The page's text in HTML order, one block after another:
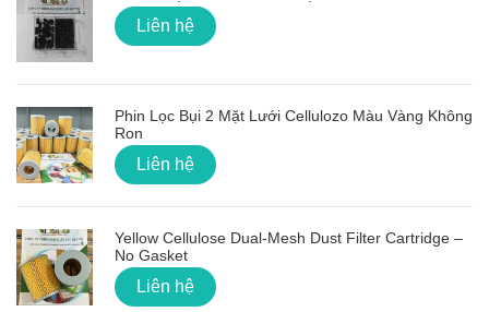
Liên hệ
Phin Lọc Bụi 2 Mặt Lưới Cellulozo Màu Vàng Không
Ron
Liên hệ
Yellow Cellulose Dual-Mesh Dust Filter Cartridge –
No Gasket
Liên hệ